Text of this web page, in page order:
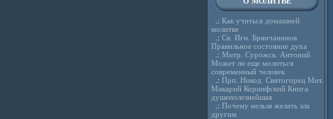
.: Как учиться домашней
молитве
.: Св. Игн. Брянчанинов
Правильное состояние духа
.: Митр. Сурожск. Антоний
Может ли еще молиться
современный человек
.: Прп. Никод. Святогорец Мит.
Макарий Коринфский Книга
душеполезнейшая
.: Почему нельзя желать зла
другим